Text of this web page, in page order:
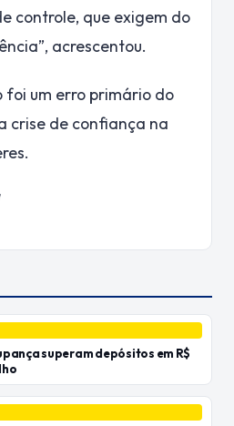
controle, que exigem do
acrescentou.
foi um erro primário do
crise de confiança na
superam depósitos em R$